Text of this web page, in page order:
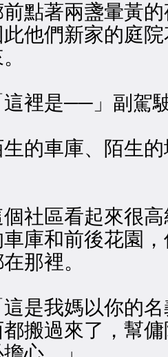
著兩盞暈黃的
他們新家的庭
是──」副駕駛
車庫、陌生的
區看起來很高
庫和前後花園
那裡。
我媽以你的名
都搬過來了，幫